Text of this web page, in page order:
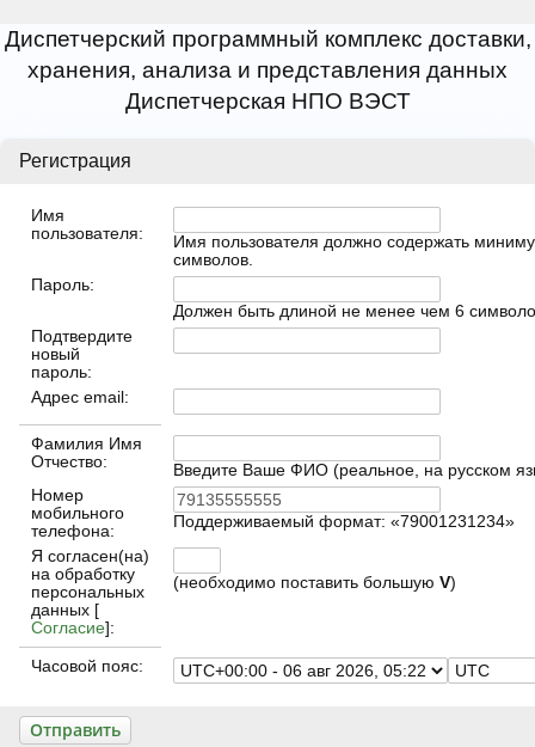
Диспетчерский программный комплекс доставки,
хранения, анализа и представления данных
Диспетчерская НПО ВЭСТ
Регистрация
Имя
пользователя:
Имя пользователя должно содержать
символов.
Пароль:
Должен быть длиной не менее чем 6
Подтвердите
новый
пароль:
Адрес email:
Фамилия Имя
Отчество:
Введите Ваше ФИО (реальное, на русском
Номер
мобильного
телефона:
Поддерживаемый формат: «79001231234»
Я согласен(на)
на обработку
персональных
данных [
Согласие]:
(необходимо поставить большую V)
Часовой пояс: